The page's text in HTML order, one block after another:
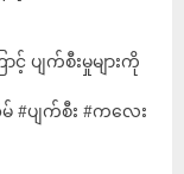
ပျက်စီးမှုများကို
#ပျက်စီး #ကလေး